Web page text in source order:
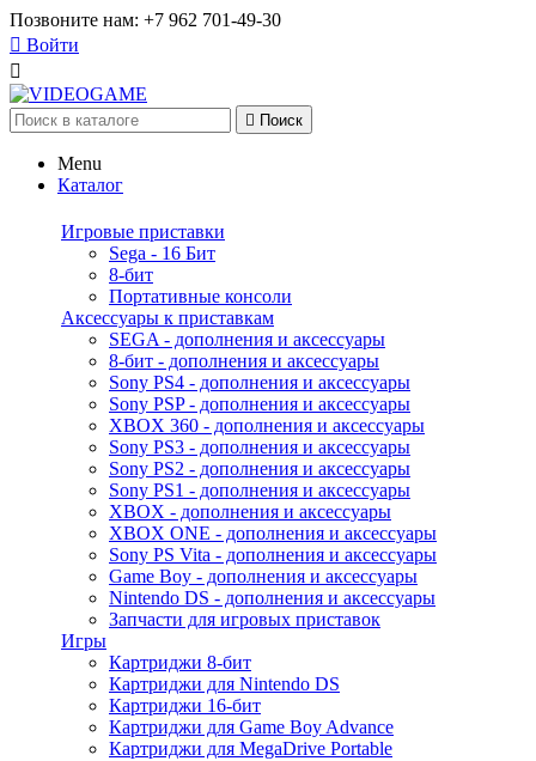
Позвоните нам: +7 962 701-49-30
 Войти

 Поиск
Menu
Каталог
Игровые приставки
Sega - 16 Бит
8-бит
Портативные консоли
Аксессуары к приставкам
SEGA - дополнения и аксессуары
8-бит - дополнения и аксессуары
Sony PS4 - дополнения и аксессуары
Sony PSP - дополнения и аксессуары
XBOX 360 - дополнения и аксессуары
Sony PS3 - дополнения и аксессуары
Sony PS2 - дополнения и аксессуары
Sony PS1 - дополнения и аксессуары
XBOX - дополнения и аксессуары
XBOX ONE - дополнения и аксессуары
Sony PS Vita - дополнения и аксессуары
Game Boy - дополнения и аксессуары
Nintendo DS - дополнения и аксессуары
Запчасти для игровых приставок
Игры
Картриджи 8-бит
Картриджи для Nintendo DS
Картриджи 16-бит
Картриджи для Game Boy Advance
Картриджи для MegaDrive Portable